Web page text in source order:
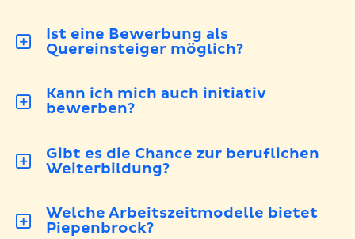
Ist eine Bewerbung als
Quereinsteiger möglich?
Kann ich mich auch initiativ
bewerben?
Gibt es die Chance zur beruflichen
Weiterbildung?
Welche Arbeitszeitmodelle bietet
Piepenbrock?